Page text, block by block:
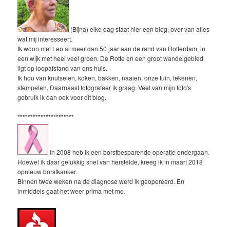
(Bijna) elke dag staat hier een blog, over van alles
wat mij interesseert.
Ik woon met Leo al meer dan 50 jaar aan de rand van Rotterdam, in
een wijk met heel veel groen. De Rotte en een groot wandelgebied
ligt op loopafstand van ons huis.
Ik hou van knutselen, koken, bakken, naaien, onze tuin, tekenen,
stempelen. Daarnaast fotografeer ik graag. Veel van mijn foto's
gebruik ik dan ook voor dit blog.
**********************
In 2008 heb ik een borstbesparende operatie ondergaan.
Hoewel ik daar gelukkig snel van herstelde, kreeg ik in maart 2018
opnieuw borstkanker.
Binnen twee weken na de diagnose werd ik geopereerd. En
inmiddels gaat het weer prima met me.